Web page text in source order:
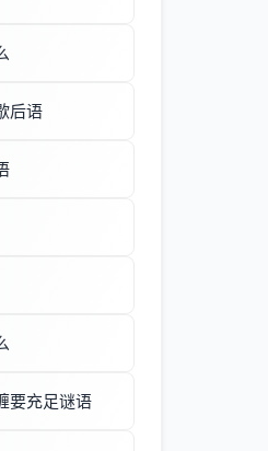
后语
要充足谜语